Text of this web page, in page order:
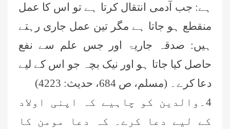
ہے: جب آدمی انتقال کرتا ہے تو اس کا عمل
منقطع ہو جاتا ہے مگر تین عمل جاری رہتے
ہیں: صدقہ جاریۃ اور جس علم سے نفع
حاصل کیا جاتا ہو اور نیک بچہ جو اس کے لیے
دعا کرے۔ (مسلم، ص 684، حدیث: 4223)
4۔والدین کو چاہیے کہ اپنی اولاد
کے لیے دعا کرے۔ کہ دعا مومن کا